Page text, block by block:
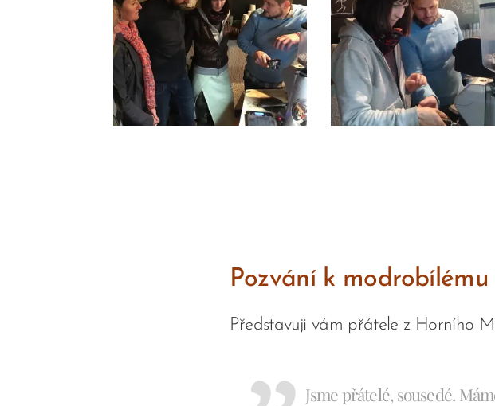
Pozvání k modrobílému
Představuji vám přátele z Horního
Jsme přátelé, sousedé.